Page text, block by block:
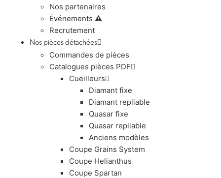
Nos partenaires
Événements ⚠️
Recrutement
Nos pièces détachées
Commandes de pièces
Catalogues pièces PDF
Cueilleurs
Diamant fixe
Diamant repliable
Quasar fixe
Quasar repliable
Anciens modèles
Coupe Grains System
Coupe Helianthus
Coupe Spartan